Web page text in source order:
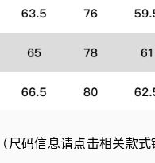
尺码信息请点击相关款